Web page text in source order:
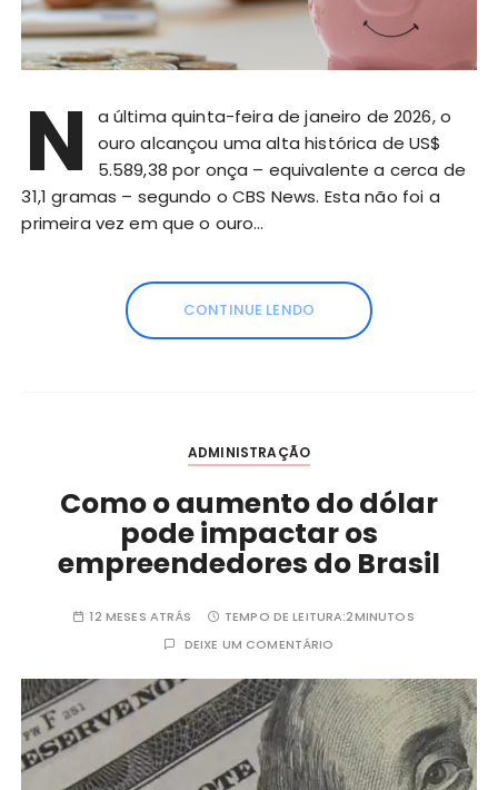
N
a última quinta-feira de janeiro de 2026, o
ouro alcançou uma alta histórica de US$
5.589,38 por onça – equivalente a cerca de
31,1 gramas – segundo o CBS News. Esta não foi a
primeira vez em que o ouro…
CONTINUE LENDO
ADMINISTRAÇÃO
Como o aumento do dólar
pode impactar os
empreendedores do Brasil
12 MESES ATRÁS TEMPO DE LEITURA:2MINUTOS
DEIXE UM COMENTÁRIO